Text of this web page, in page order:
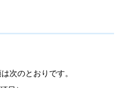
次のとおりです。